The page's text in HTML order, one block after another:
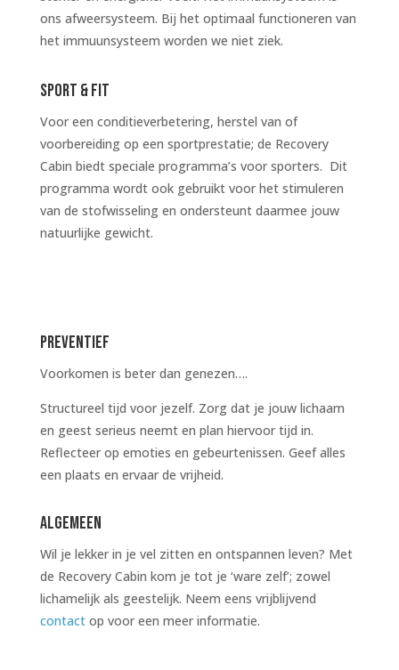
ons afweersysteem. Bij het optimaal functioneren van
het immuunsysteem worden we niet ziek.
SPORT & FIT
Voor een conditieverbetering, herstel van of
voorbereiding op een sportprestatie; de Recovery
Cabin biedt speciale programma’s voor sporters. Dit
programma wordt ook gebruikt voor het stimuleren
van de stofwisseling en ondersteunt daarmee jouw
natuurlijke gewicht.
PREVENTIEF
Voorkomen is beter dan genezen….
Structureel tijd voor jezelf. Zorg dat je jouw lichaam
en geest serieus neemt en plan hiervoor tijd in.
Reflecteer op emoties en gebeurtenissen. Geef alles
een plaats en ervaar de vrijheid.
Algemeen
Wil je lekker in je vel zitten en ontspannen leven? Met
de Recovery Cabin kom je tot je ‘ware zelf’; zowel
lichamelijk als geestelijk. Neem eens vrijblijvend
contactop voor een meer informatie.